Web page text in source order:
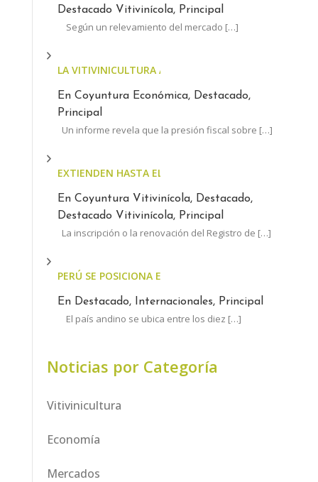
Destacado Vitivinícola, Principal
Según un relevamiento del mercado […]
LA VITIVINICULTURA ARGENTINA, AL LÍMITE: EL
En Coyuntura Económica, Destacado,
Principal
Un informe revela que la presión fiscal sobre […]
EXTIENDEN HASTA EL 30 DE JUNIO EL PLAZO PARA
En Coyuntura Vitivinícola, Destacado,
Destacado Vitivinícola, Principal
La inscripción o la renovación del Registro de […]
PERÚ SE POSICIONA ENTRE LOS LÍDERES
En Destacado, Internacionales, Principal
El país andino se ubica entre los diez […]
Noticias por Categoría
Vitivinicultura
Economía
Mercados